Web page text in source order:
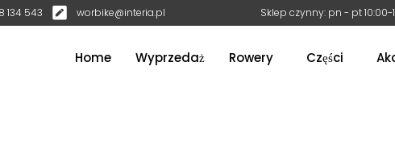
134 543 worbike@interia.pl Sklep czynny: pn - pt 10:00-
Home Wyprzedaż Rowery Części